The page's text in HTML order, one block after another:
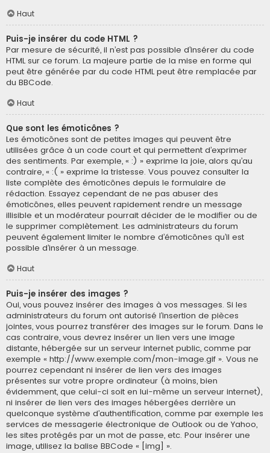
Haut
Puis-je insérer du code HTML ?
Par mesure de sécurité, il n’est pas possible d’insérer du code
HTML sur ce forum. La majeure partie de la mise en forme qui
peut être générée par du code HTML peut être remplacée par
du BBCode.
Haut
Que sont les émoticônes ?
Les émoticônes sont de petites images qui peuvent être
utilisées grâce à un code court et qui permettent d’exprimer
des sentiments. Par exemple, « :) » exprime la joie, alors qu’au
contraire, « :( » exprime la tristesse. Vous pouvez consulter la
liste complète des émoticônes depuis le formulaire de
rédaction. Essayez cependant de ne pas abuser des
émoticônes, elles peuvent rapidement rendre un message
illisible et un modérateur pourrait décider de le modifier ou de
le supprimer complètement. Les administrateurs du forum
peuvent également limiter le nombre d’émoticônes qu’il est
possible d’insérer à un message.
Haut
Puis-je insérer des images ?
Oui, vous pouvez insérer des images à vos messages. Si les
administrateurs du forum ont autorisé l’insertion de pièces
jointes, vous pourrez transférer des images sur le forum. Dans le
cas contraire, vous devrez insérer un lien vers une image
distante, hébergée sur un serveur internet public, comme par
exemple « http://www.exemple.com/mon-image.gif ». Vous ne
pourrez cependant ni insérer de lien vers des images
présentes sur votre propre ordinateur (à moins, bien
évidemment, que celui-ci soit en lui-même un serveur internet),
ni insérer de lien vers des images hébergées derrière un
quelconque système d’authentification, comme par exemple les
services de messagerie électronique de Outlook ou de Yahoo,
les sites protégés par un mot de passe, etc. Pour insérer une
image, utilisez la balise BBCode « [img] ».